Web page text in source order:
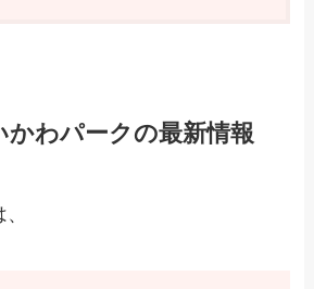
かわパークの最新情報